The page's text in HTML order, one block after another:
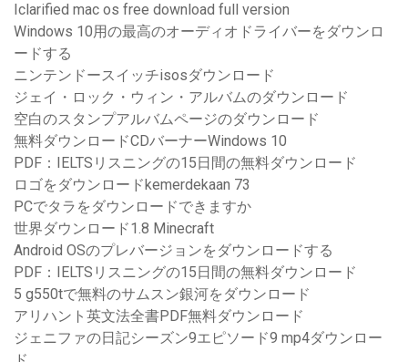
Iclarified mac os free download full version
Windows 10用の最高のオーディオドライバーをダウンロ
ードする
ニンテンドースイッチisosダウンロード
ジェイ・ロック・ウィン・アルバムのダウンロード
空白のスタンプアルバムページのダウンロード
無料ダウンロードCDバーナーWindows 10
PDF：IELTSリスニングの15日間の無料ダウンロード
ロゴをダウンロードkemerdekaan 73
PCでタラをダウンロードできますか
世界ダウンロード1.8 Minecraft
Android OSのプレバージョンをダウンロードする
PDF：IELTSリスニングの15日間の無料ダウンロード
5 g550tで無料のサムスン銀河をダウンロード
アリハント英文法全書PDF無料ダウンロード
ジェニファの日記シーズン9エピソード9 mp4ダウンロー